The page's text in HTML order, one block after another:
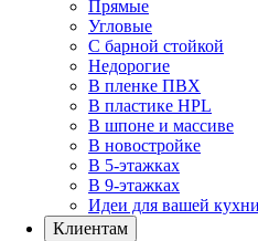
Прямые
Угловые
С барной стойкой
Недорогие
В пленке ПВХ
В пластике HPL
В шпоне и массиве
В новостройке
В 5-этажках
В 9-этажках
Идеи для вашей кухни
Клиентам